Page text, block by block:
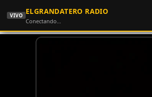
VIVO ELGRANDATERO RADIO
Conectando…